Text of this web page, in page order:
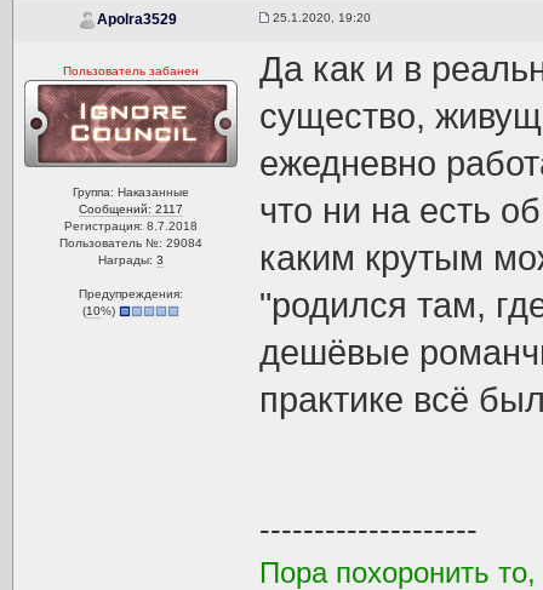
Apolra3529 25.1.2020, 19:20
Пользователь забанен
Группа: Наказанные
Сообщений: 2117
Регистрация: 8.7.2018
Пользователь №: 29084
Награды: 3
Предупреждения:
(10%)
Да как и в
существо,
ежедневно
что ни на есть
каким крутым
"родился там,
дешёвые
практике всё
--------------------
Пора похоронить